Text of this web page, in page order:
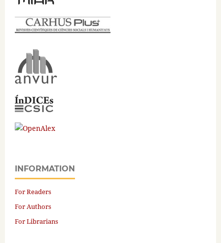
INFORMATION
For Readers
For Authors
For Librarians